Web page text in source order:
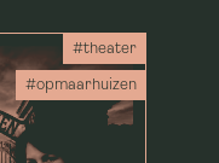
#theater
#opmaarhuizen